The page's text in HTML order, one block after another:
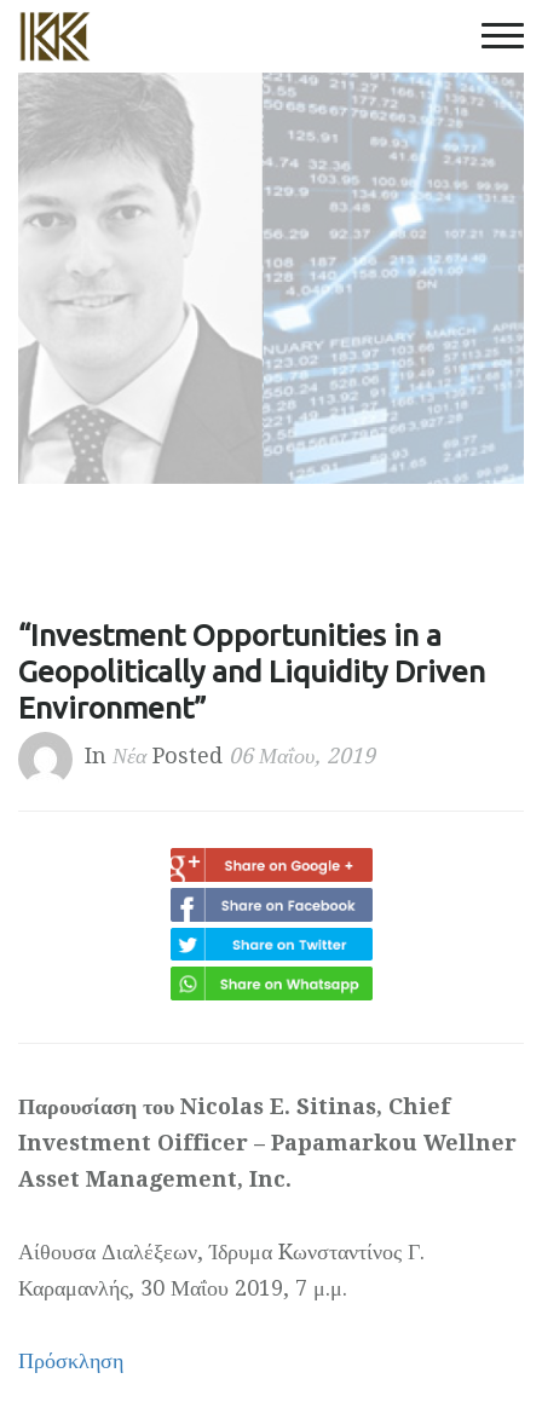
“Investment Opportunities in a
Geopolitically and Liquidity Driven
Environment”
In ΝέαPosted 06 Μαΐου, 2019
Παρουσίαση του Nicolas E. Sitinas, Chief
Investment Oifficer – Papamarkou Wellner
Asset Management, Inc.
Αίθουσα Διαλέξεων, Ίδρυμα Kωνσταντίνος Γ.
Καραμανλής, 30 Μαΐου 2019, 7 μ.μ.
Πρόσκληση